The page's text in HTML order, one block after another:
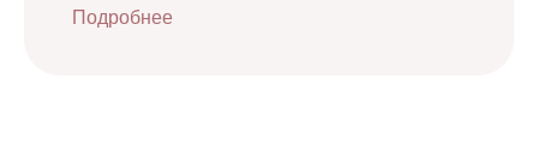
Подробнее